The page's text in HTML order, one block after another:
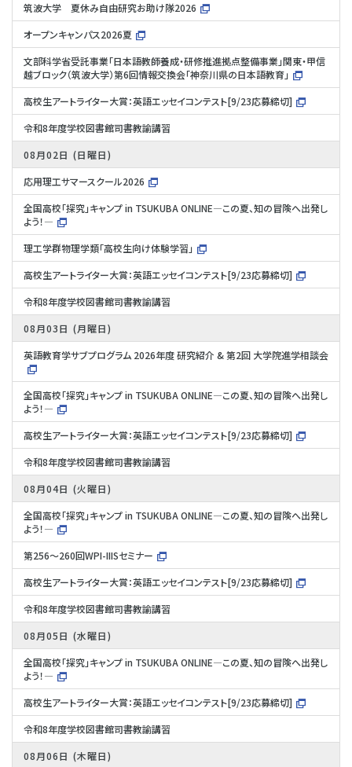
筑波大学 夏休み自由研究お助け隊2026
オープンキャンパス2026夏
文部科学省受託事業「日本語教師養成・研修推進拠点整備事業」関東・甲信
越ブロック（筑波大学）第6回情報交換会「神奈川県の日本語教育」
高校生アートライター大賞：英語エッセイコンテスト[9/23応募締切]
令和8年度学校図書館司書教諭講習
08月02日
日曜日
応用理工サマースクール2026
全国高校「探究」キャンプ in TSUKUBA ONLINE―この夏、知の冒険へ出発し
よう！―
理工学群物理学類「高校生向け体験学習」
高校生アートライター大賞：英語エッセイコンテスト[9/23応募締切]
令和8年度学校図書館司書教諭講習
08月03日
月曜日
英語教育学サブプログラム 2026年度 研究紹介 & 第2回 大学院進学相談会
全国高校「探究」キャンプ in TSUKUBA ONLINE―この夏、知の冒険へ出発し
よう！―
高校生アートライター大賞：英語エッセイコンテスト[9/23応募締切]
令和8年度学校図書館司書教諭講習
08月04日
火曜日
全国高校「探究」キャンプ in TSUKUBA ONLINE―この夏、知の冒険へ出発し
よう！―
第256～260回WPI-IIISセミナー
高校生アートライター大賞：英語エッセイコンテスト[9/23応募締切]
令和8年度学校図書館司書教諭講習
08月05日
水曜日
全国高校「探究」キャンプ in TSUKUBA ONLINE―この夏、知の冒険へ出発し
よう！―
高校生アートライター大賞：英語エッセイコンテスト[9/23応募締切]
令和8年度学校図書館司書教諭講習
08月06日
木曜日